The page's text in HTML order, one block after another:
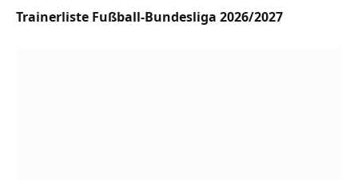
Trainerliste Fußball-Bundesliga 2026/2027